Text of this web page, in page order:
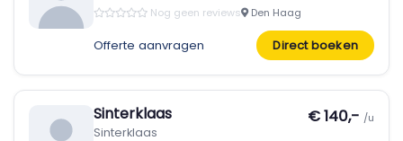
Nog geen reviews Den Haag
Offerte aanvragen Direct boeken
Sinterklaas
Sinterklaas
€ 140,- /u